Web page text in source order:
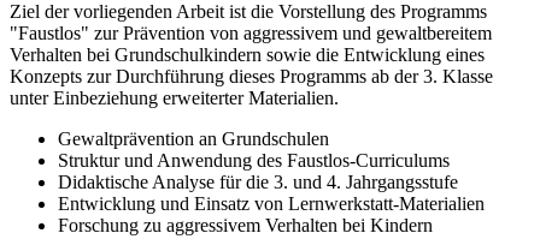
Ziel der vorliegenden Arbeit ist die Vorstellung des Programms
"Faustlos" zur Prävention von aggressivem und gewaltbereitem
Verhalten bei Grundschulkindern sowie die Entwicklung eines
Konzepts zur Durchführung dieses Programms ab der 3. Klasse
unter Einbeziehung erweiterter Materialien.
Gewaltprävention an Grundschulen
Struktur und Anwendung des Faustlos-Curriculums
Didaktische Analyse für die 3. und 4. Jahrgangsstufe
Entwicklung und Einsatz von Lernwerkstatt-Materialien
Forschung zu aggressivem Verhalten bei Kindern